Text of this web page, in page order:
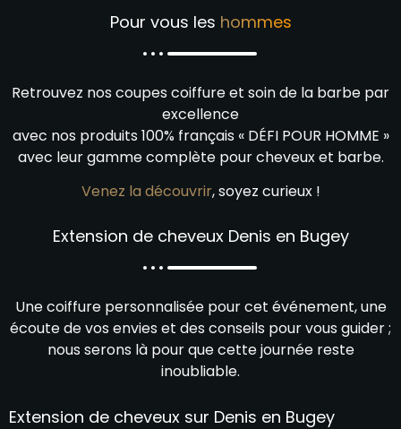
Pour vous les hommes
Retrouvez nos coupes coiffure et soin de la barbe par
excellence
avec nos produits 100% français « DÉFI POUR HOMME »
avec leur gamme complète pour cheveux et barbe.
Venez la découvrir, soyez curieux !
Extension de cheveux Denis en Bugey
Une coiffure personnalisée pour cet événement, une
écoute de vos envies et des conseils pour vous guider ;
nous serons là pour que cette journée reste
inoubliable.
Extension de cheveux sur Denis en Bugey